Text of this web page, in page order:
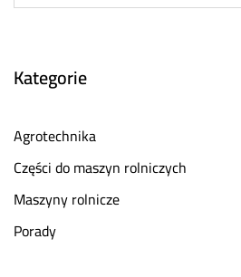
Kategorie
Agrotechnika
Części do maszyn rolniczych
Maszyny rolnicze
Porady